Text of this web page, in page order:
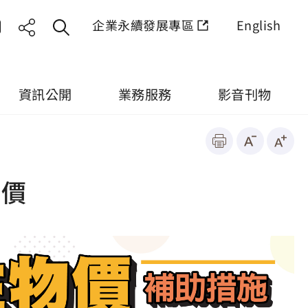
企業永續發展專區 English
資訊公開 業務服務 影音刊物